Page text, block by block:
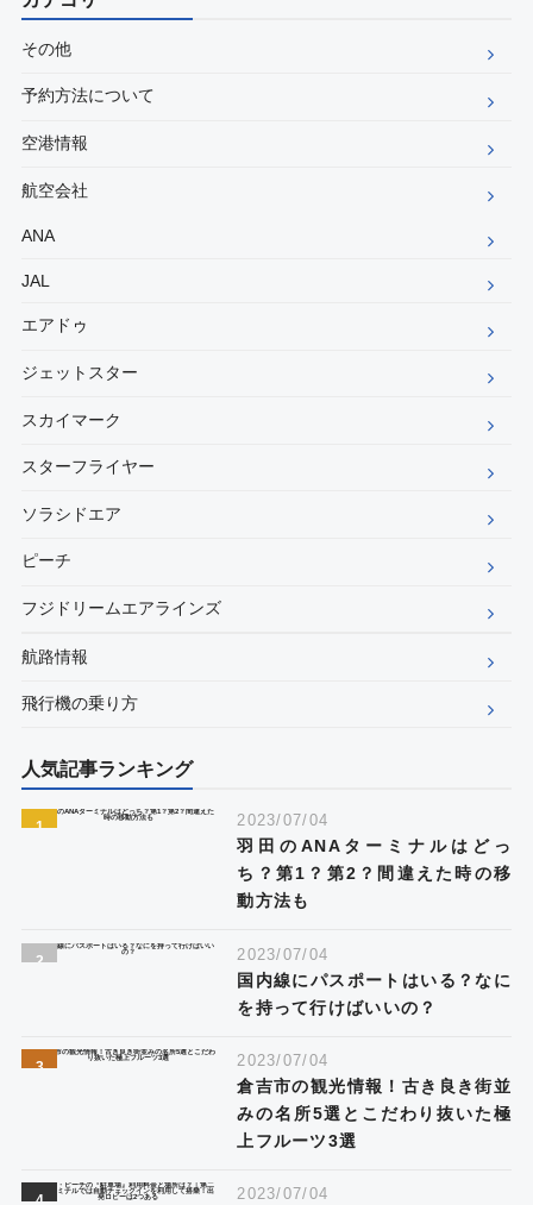
その他
予約方法について
空港情報
航空会社
ANA
JAL
エアドゥ
ジェットスター
スカイマーク
スターフライヤー
ソラシドエア
ピーチ
フジドリームエアラインズ
航路情報
飛行機の乗り方
人気記事ランキング
2023/07/04
羽田のANAターミナルはどっ
ち？第1？第2？間違えた時の移
動方法も
2023/07/04
国内線にパスポートはいる？なに
を持って行けばいいの？
2023/07/04
倉吉市の観光情報！古き良き街並
みの名所5選とこだわり抜いた極
上フルーツ3選
2023/07/04